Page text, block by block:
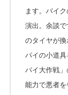
ます。バイ
演出。余談
のタイヤが
パイの小道
パイ大作戦
能力で悪者